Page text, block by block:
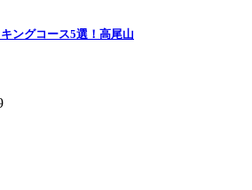
ングコース5選！高尾山